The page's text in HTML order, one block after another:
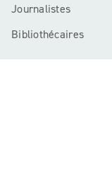
Journalistes
Bibliothécaires